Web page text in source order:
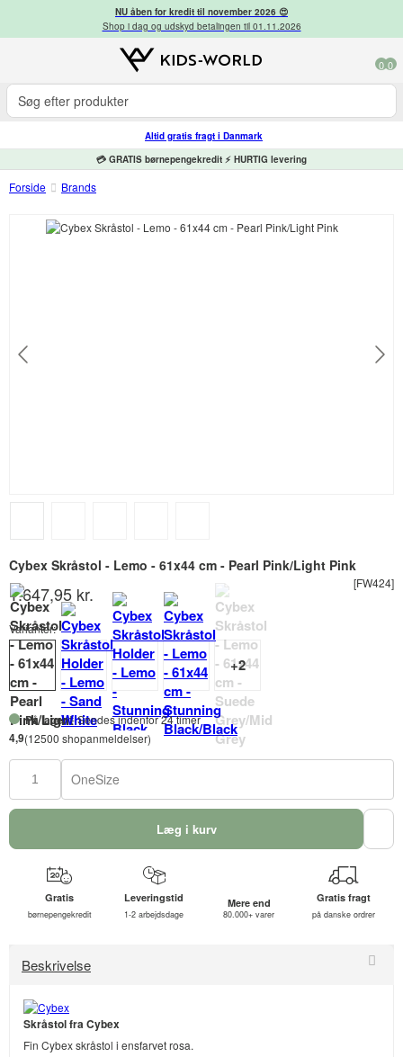
NU åben for kredit til november 2026 😍
Shop i dag og udskyd betalingen til 01.11.2026
0 0
Altid gratis fragt i Danmark
💳 GRATIS børnepengekredit ⚡ HURTIG levering
Forside Brands
Cybex Skråstol - Lemo - 61x44 cm - Pearl Pink/Light Pink
[FW424]
1.647,95 kr.
Varianter:
På lager- Sendes indenfor 24 timer
4,9(12500 shopanmeldelser)
OneSize
Læg i kurv
Gratis
børnepengekredit
Leveringstid
1-2 arbejdsdage
Mere end
80.000+ varer
Gratis fragt
på danske ordrer
Beskrivelse
Skråstol fra Cybex
Fin Cybex skråstol i ensfarvet rosa.